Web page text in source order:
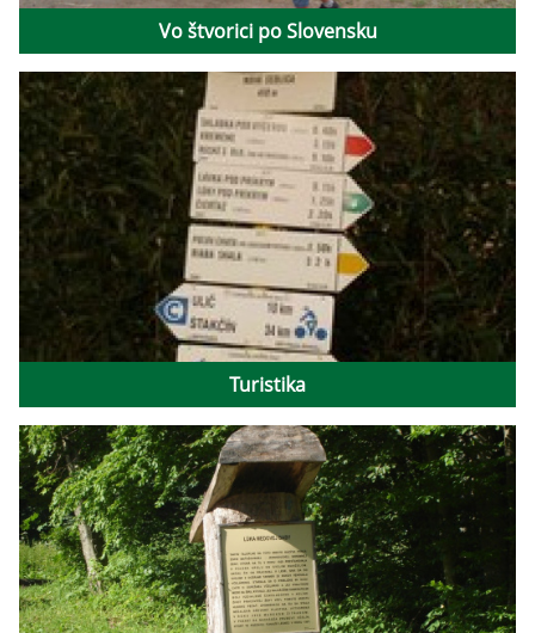
Vo štvorici po Slovensku
Turistika